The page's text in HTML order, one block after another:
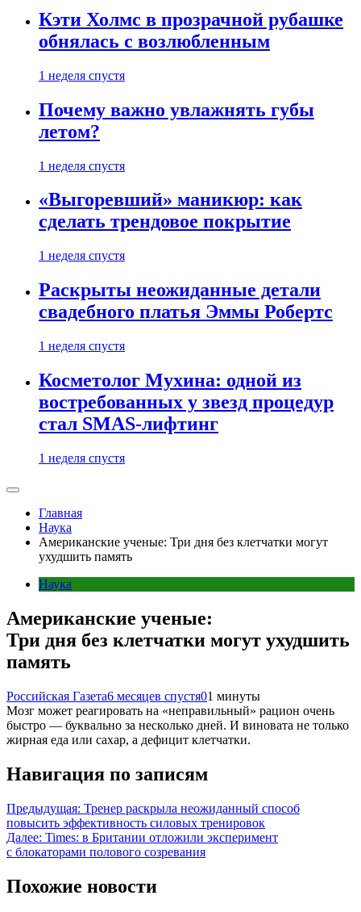
Кэти Холмс в прозрачной рубашке
обнялась с возлюбленным
1 неделя спустя
Почему важно увлажнять губы
летом?
1 неделя спустя
«Выгоревший» маникюр: как
сделать трендовое покрытие
1 неделя спустя
Раскрыты неожиданные детали
свадебного платья Эммы Робертс
1 неделя спустя
Косметолог Мухина: одной из
востребованных у звезд процедур
стал SMAS-лифтинг
1 неделя спустя
Главная
Наука
Американские ученые: Три дня без клетчатки могут
ухудшить память
Наука
Американские ученые:
Три дня без клетчатки могут ухудшить
память
Российская Газета6 месяцев спустя01 минуты
Мозг может реагировать на «неправильный» рацион очень
быстро — буквально за несколько дней. И виновата не только
жирная еда или сахар, а дефицит клетчатки.
Навигация по записям
Предыдущая: Тренер раскрыла неожиданный способ
повысить эффективность силовых тренировок
Далее: Times: в Британии отложили эксперимент
с блокаторами полового созревания
Похожие новости